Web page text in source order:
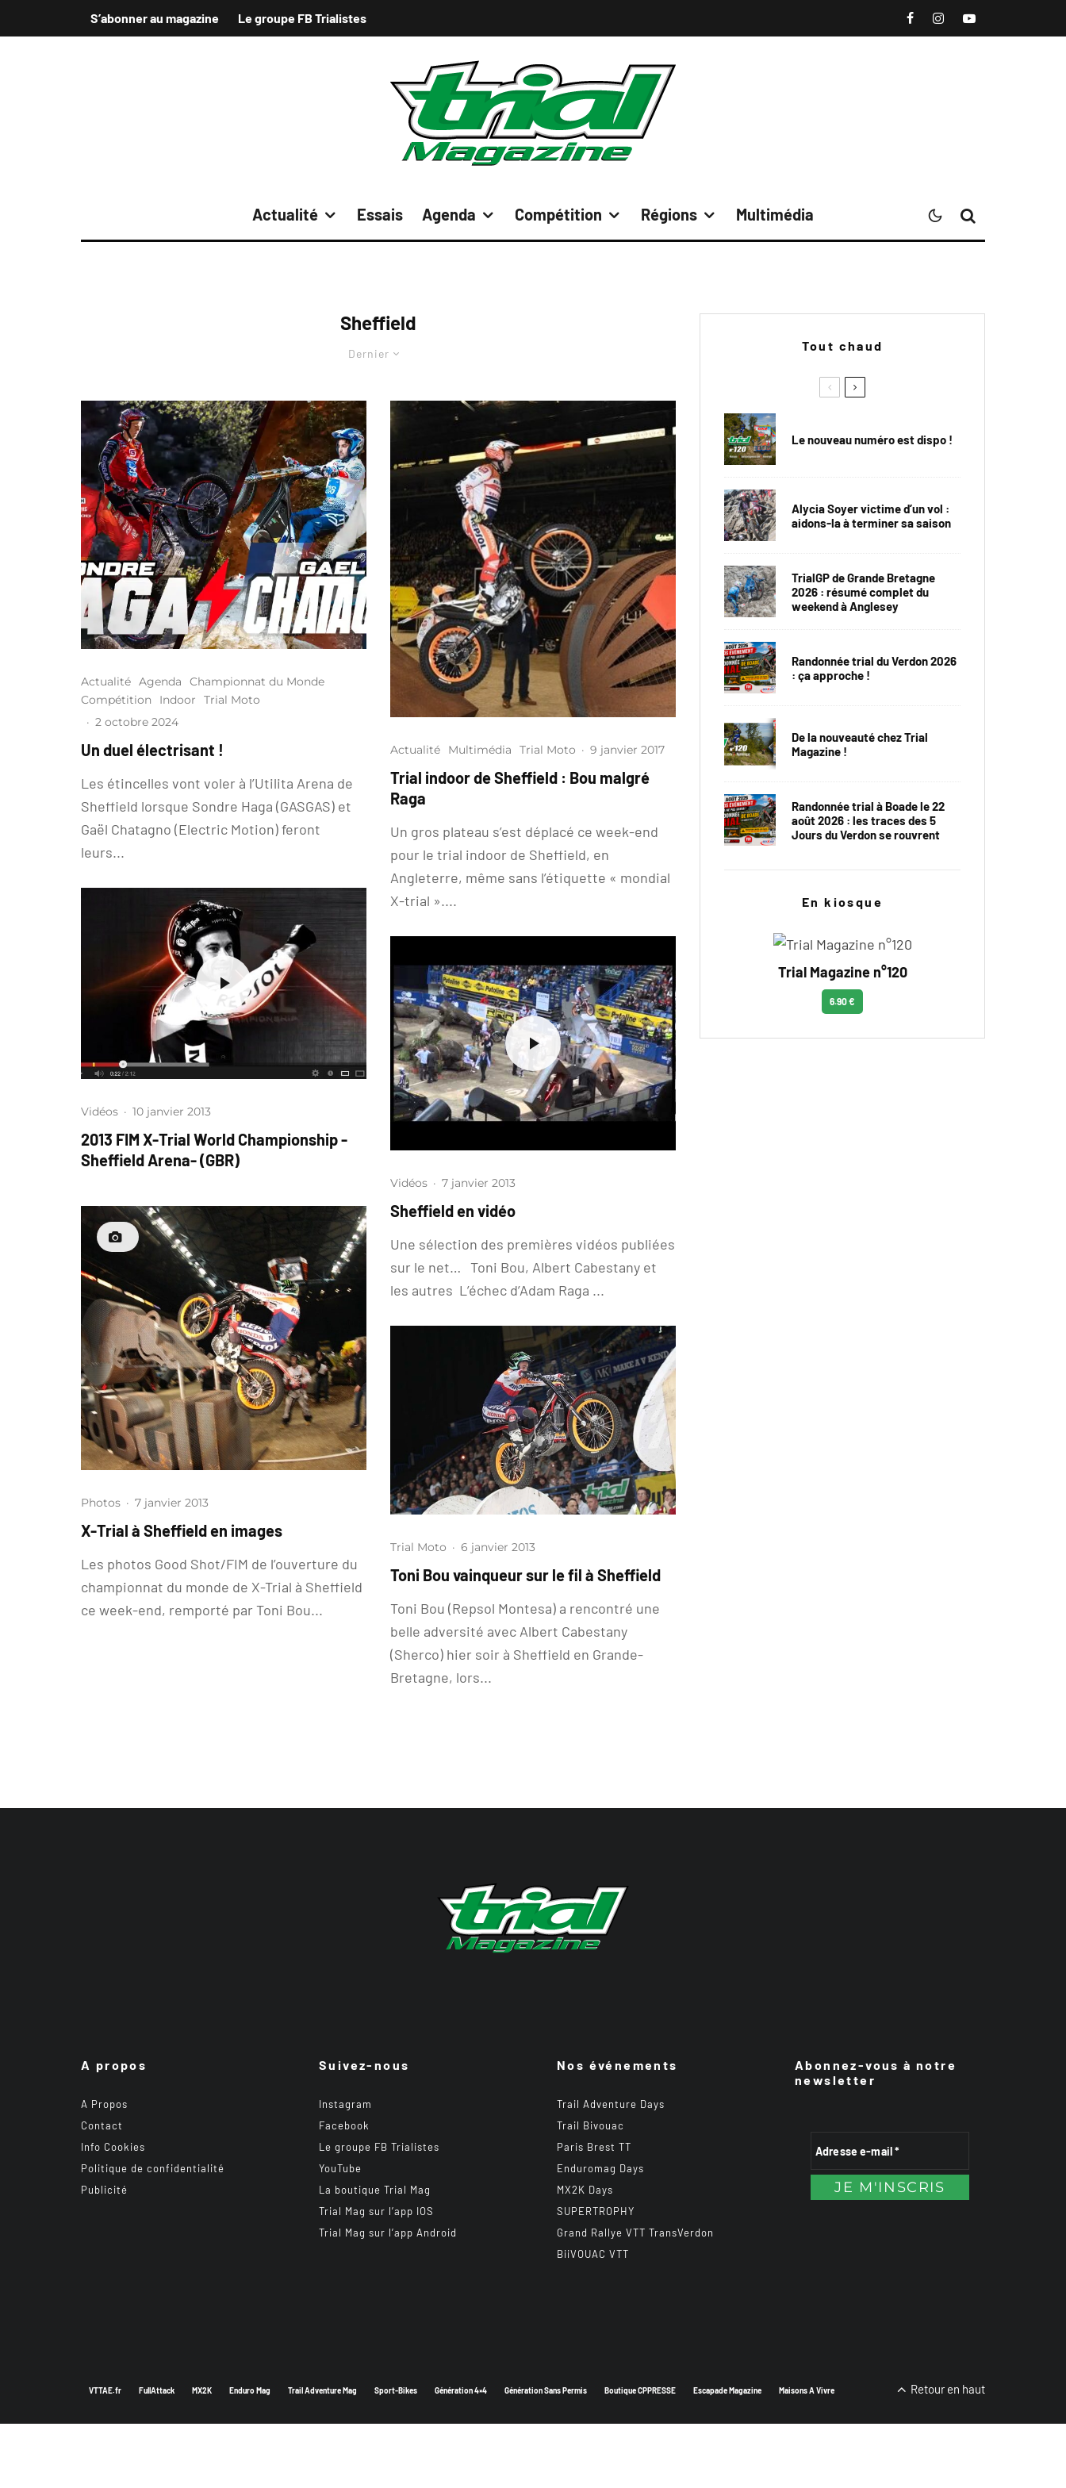
S’abonner au magazine Le groupe FB Trialistes
Actualité Essais Agenda Compétition Régions Multimédia
Sheffield
Dernier
Actualité Agenda
Championnat du Monde
Compétition
Indoor
Trial Moto
· 2 octobre 2024
Un duel électrisant !
Les étincelles vont voler à l’Utilita Arena de
Sheffield lorsque Sondre Haga (GASGAS) et
Gaël Chatagno (Electric Motion) feront
leurs...
Vidéos · 10 janvier 2013
2013 FIM X-Trial World Championship -
Sheffield Arena- (GBR)
Photos · 7 janvier 2013
X-Trial à Sheffield en images
Les photos Good Shot/FIM de l’ouverture du
championnat du monde de X-Trial à Sheffield
ce week-end, remporté par Toni Bou...
Actualité Multimédia Trial Moto · 9 janvier 2017
Trial indoor de Sheffield : Bou malgré
Raga
Un gros plateau s’est déplacé ce week-end
pour le trial indoor de Sheffield, en
Angleterre, même sans l’étiquette « mondial
X-trial »....
Vidéos · 7 janvier 2013
Sheffield en vidéo
Une sélection des premières vidéos publiées
sur le net… Toni Bou, Albert Cabestany et
les autres L’échec d’Adam Raga ...
Trial Moto · 6 janvier 2013
Toni Bou vainqueur sur le fil à Sheffield
Toni Bou (Repsol Montesa) a rencontré une
belle adversité avec Albert Cabestany
(Sherco) hier soir à Sheffield en Grande-
Bretagne, lors...
Tout chaud
Le nouveau numéro est dispo !
Alycia Soyer victime d’un vol :
aidons-la à terminer sa saison
TrialGP de Grande Bretagne
2026 : résumé complet du
weekend à Anglesey
Randonnée trial du Verdon 2026
: ça approche !
De la nouveauté chez Trial
Magazine !
Randonnée trial à Boade le 22
août 2026 : les traces des 5
Jours du Verdon se rouvrent
En kiosque
Trial Magazine n°120
6.90 €
A propos
A Propos
Contact
Info Cookies
Politique de confidentialité
Publicité
Suivez-nous
Instagram
Facebook
Le groupe FB Trialistes
YouTube
La boutique Trial Mag
Trial Mag sur l’app IOS
Trial Mag sur l’app Android
Nos événements
Trail Adventure Days
Trail Bivouac
Paris Brest TT
Enduromag Days
MX2K Days
SUPERTROPHY
Grand Rallye VTT TransVerdon
BiiVOUAC VTT
Abonnez-vous à notre
newsletter
VTTAE.fr FullAttack MX2K Enduro Mag Trail Adventure Mag Sport-Bikes Génération 4×4 Génération Sans Permis Boutique CPPRESSE Escapade Magazine Maisons A Vivre Retour en haut